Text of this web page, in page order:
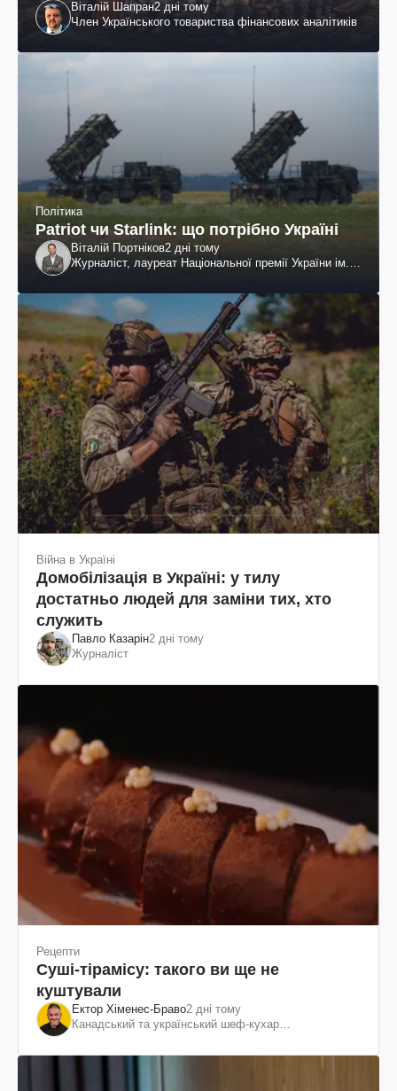
Віталій Шапран2 дні тому
Член Українського товариства фінансових аналітиків
Політика
Patriot чи Starlink: що потрібно Україні
Віталій Портніков2 дні тому
Журналіст, лауреат Національної премії України ім.
Війна в Україні
Домобілізація в Україні: у тилу
достатньо людей для заміни тих, хто
служить
Павло Казарін2 дні тому
Журналіст
Рецепти
Суші-тірамісу: такого ви ще не
куштували
Ектор Хіменес-Браво2 дні тому
Канадський та український шеф-кухар